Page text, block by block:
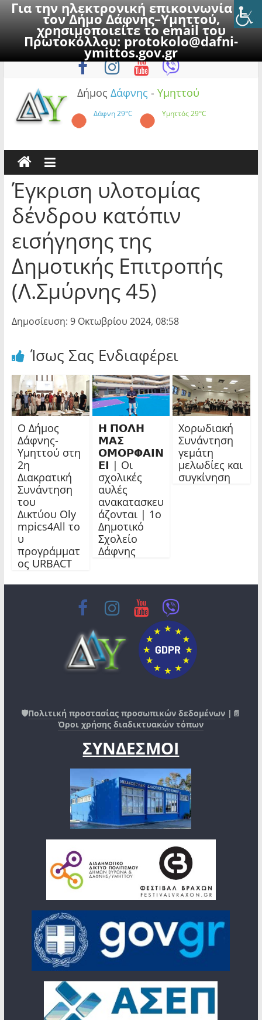
Για την ηλεκτρονική επικοινωνία με
τον Δήμο Δάφνης–Υμηττού,
χρησιμοποιείτε το email του
Πρωτοκόλλου:protokolo@dafni-
ymittos.gov.gr
to
Παρασκευή, 7 Αυγούστου 2026
Δήμος Δάφνης - Υμηττού
Δάφνη29°C Υμηττός29°C
Έγκριση υλοτομίας
δένδρου κατόπιν
εισήγησης της
Δημοτικής Επιτροπής
(Λ.Σμύρνης 45)
Δημοσίευση: 9 Οκτωβρίου 2024, 08:58
Ίσως Σας Ενδιαφέρει
Ο Δήμος
Δάφνης-
Υμηττού στη
2η
Διακρατική
Συνάντηση
του
Δικτύου Oly
mpics4All το
υ
προγράμματ
ος URBACT
𝝜 𝝥𝝤𝝠𝝜
𝝡𝝖𝝨
𝝤𝝡𝝤𝝦𝝫𝝖𝝞𝝢
𝝚𝝞 | Οι
σχολικές
αυλές
ανακατασκευ
άζονται | 1ο
Δημοτικό
Σχολείο
Δάφνης
Χορωδιακή
Συνάντηση
γεμάτη
μελωδίες και
συγκίνηση
🛡️Πολιτική προστασίας προσωπικών δεδομένων |📄
Όροι χρήσης διαδικτυακών τόπων
ΣΥΝΔΕΣΜΟΙ